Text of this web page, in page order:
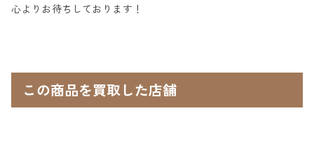
心よりお待ちしております！
この商品を買取した店舗